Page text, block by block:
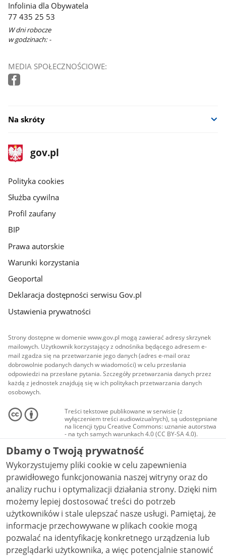
Infolinia dla Obywatela
77 435 25 53
W dni robocze
w godzinach: -
MEDIA SPOŁECZNOŚCIOWE:
Na skróty
stopka
gov.pl
Strona
gov.pl
gov.pl
Polityka cookies
Służba cywilna
Profil zaufany
BIP
Prawa autorskie
Warunki korzystania
Geoportal
Deklaracja dostępności serwisu Gov.pl
Ustawienia prywatności
Strony dostępne w domenie www.gov.pl mogą zawierać adresy skrzynek
mailowych. Użytkownik korzystający z odnośnika będącego adresem e-
mail zgadza się na przetwarzanie jego danych (adres e-mail oraz
dobrowolnie podanych danych w wiadomości) w celu przesłania
odpowiedzi na przesłane pytania. Szczegóły przetwarzania danych przez
każdą z jednostek znajdują się w ich politykach przetwarzania danych
osobowych.
Treści tekstowe publikowane w serwisie (z
wyłączeniem treści audiowizualnych), są udostępniane
na licencji typu Creative Commons: uznanie autorstwa
- na tych samych warunkach 4.0 (CC BY-SA 4.0).
Materiały audiowizualne, w tym zdjęcia, materiały
audio i wideo, są udostępniane na licencji typu
Creative Commons: uznanie autorstwa użycie
niekomercyjne - bez utworów zależnych 4.0 (CC BY-
NC-ND 4.0), o ile nie jest to stwierdzone inaczej.
Dbamy o Twoją prywatność
Wykorzystujemy pliki cookie w celu zapewnienia
prawidłowego funkcjonowania naszej witryny oraz do
analizy ruchu i optymalizacji działania strony. Dzięki nim
możemy lepiej dostosować treści do potrzeb
użytkowników i stale ulepszać nasze usługi. Pamiętaj, że
informacje przechowywane w plikach cookie mogą
pozwalać na identyfikację konkretnego urządzenia lub
przeglądarki użytkownika, a więc potencjalnie stanowić